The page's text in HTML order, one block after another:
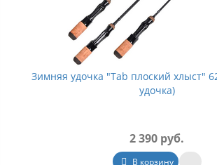
Зимняя удочка "Tab плоский хлыст"
удочка)
2 390 руб.
В корзину